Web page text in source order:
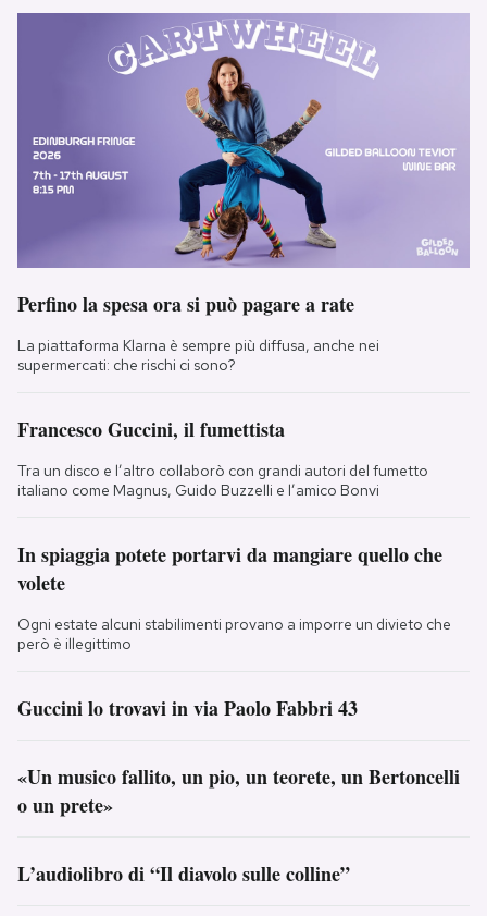
Perfino la spesa ora si può pagare a rate
La piattaforma Klarna è sempre più diffusa, anche nei
supermercati: che rischi ci sono?
Francesco Guccini, il fumettista
Tra un disco e l’altro collaborò con grandi autori del fumetto
italiano come Magnus, Guido Buzzelli e l’amico Bonvi
In spiaggia potete portarvi da mangiare quello che
volete
Ogni estate alcuni stabilimenti provano a imporre un divieto che
però è illegittimo
Guccini lo trovavi in via Paolo Fabbri 43
«Un musico fallito, un pio, un teorete, un Bertoncelli
o un prete»
L’audiolibro di “Il diavolo sulle colline”